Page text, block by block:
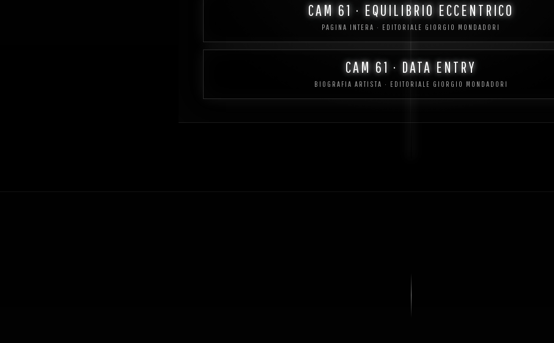
CAM 61 · EQUILIBRIO ECCENTRICO
PAGINA INTERA · EDITORIALE GIORGIO MONDADORI
CAM 61 · DATA ENTRY
BIOGRAFIA ARTISTA · EDITORIALE GIORGIO MONDADORI